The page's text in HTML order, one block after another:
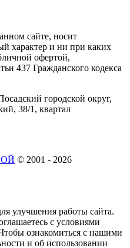
сайте, носит
характер и ни при каких
офертой,
437 Гражданского кодекса
городской округ,
38/1, квартал
© 2001 - 2026
улучшения работы сайта.
с условиями
ознакомиться с нашими
и об использовании